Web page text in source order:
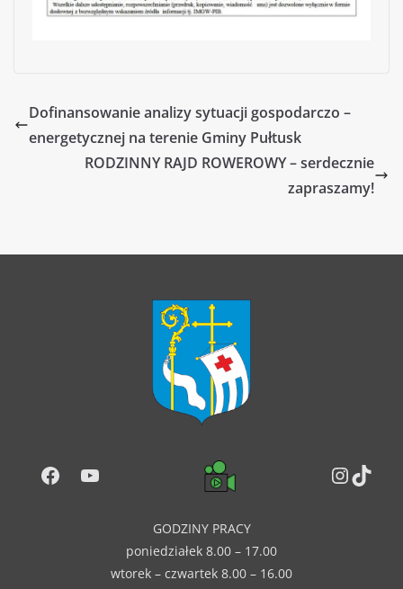
Dofinansowanie analizy sytuacji gospodarczo –
energetycznej na terenie Gminy Pułtusk
RODZINNY RAJD ROWEROWY – serdecznie
zapraszamy!
Facebook
YouTube
GODZINY PRACY
poniedziałek 8.00 – 17.00
wtorek – czwartek 8.00 – 16.00